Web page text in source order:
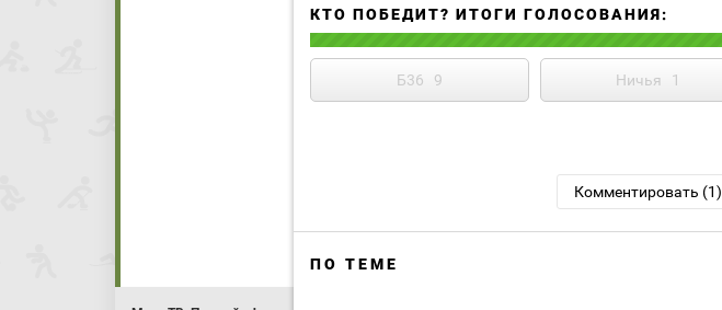
КТО ПОБЕДИТ? ИТОГИ ГОЛОСОВАНИЯ:
Б36 9 Ничья 1
Комментировать (1)
ПО ТЕМЕ